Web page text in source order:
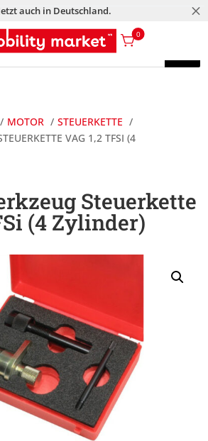
auch in Deutschland. M
0
MOTOR
STEUERKETTE
VAG 1,2 TFSI (4
Steuerkette
(4 Zylinder)